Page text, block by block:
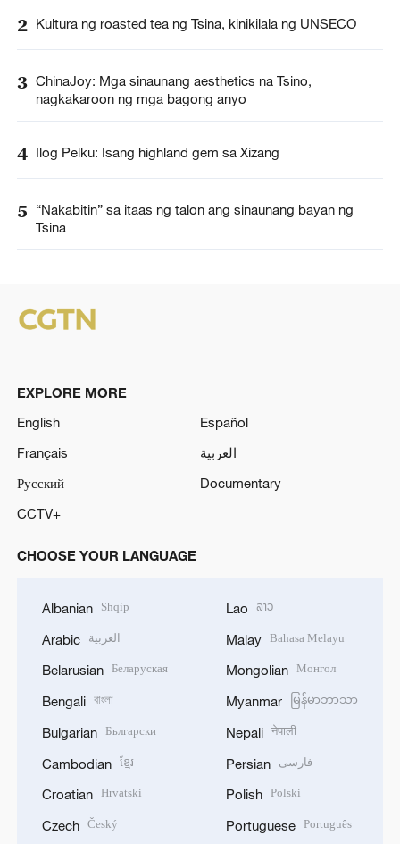
2 Kultura ng roasted tea ng Tsina, kinikilala ng UNSECO
3 ChinaJoy: Mga sinaunang aesthetics na Tsino,
nagkakaroon ng mga bagong anyo
4 Ilog Pelku: Isang highland gem sa Xizang
5
“Nakabitin” sa itaas ng talon ang sinaunang bayan ng
Tsina
EXPLORE MORE
English
Español
Français
العربية
Русский
Documentary
CCTV+
CHOOSE YOUR LANGUAGE
Albanian Shqip
Arabic العربية
Belarusian Беларуская
Bengali বাংলা
Bulgarian Български
Cambodian ខ្មែរ
Croatian Hrvatski
Czech Český
Lao ລາວ
Malay Bahasa Melayu
Mongolian Монгол
Myanmar မြန်မာဘာသာ
Nepali नेपाली
Persian فارسی
Polish Polski
Portuguese Português